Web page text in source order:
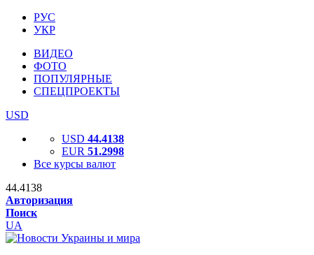
РУС
УКР
ВИДЕО
ФОТО
ПОПУЛЯРНЫЕ
СПЕЦПРОЕКТЫ
USD
USD 44.4138
EUR 51.2998
Все курсы валют
44.4138
Авторизация
Поиск
UA